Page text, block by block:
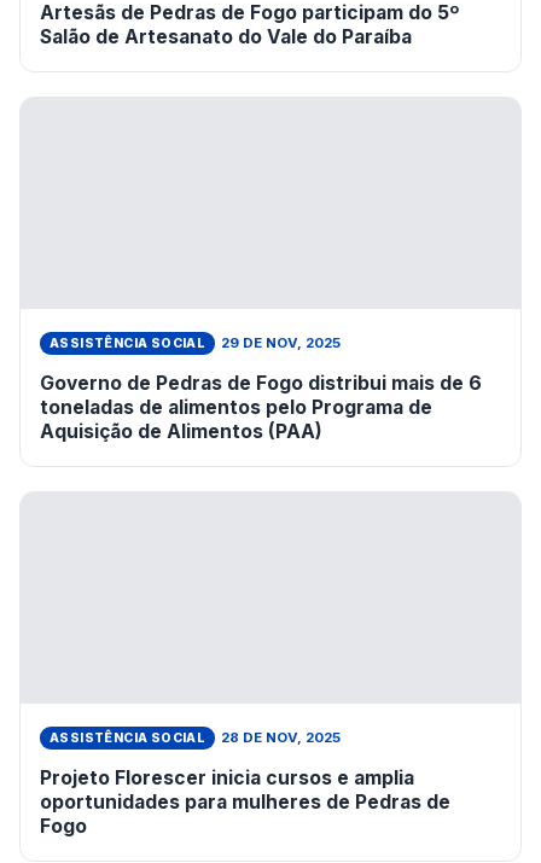
Artesãs de Pedras de Fogo participam do 5º
Salão de Artesanato do Vale do Paraíba
ASSISTÊNCIA SOCIAL 29 DE NOV, 2025
Governo de Pedras de Fogo distribui mais de 6
toneladas de alimentos pelo Programa de
Aquisição de Alimentos (PAA)
ASSISTÊNCIA SOCIAL 28 DE NOV, 2025
Projeto Florescer inicia cursos e amplia
oportunidades para mulheres de Pedras de
Fogo